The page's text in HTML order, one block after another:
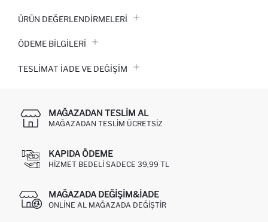
ÜRÜN DEĞERLENDİRMELERİ
ÖDEME BİLGİLERİ
TESLIMAT İADE VE DEĞIŞIM
MAĞAZADAN TESLIM AL
MAĞAZADAN TESLIM ÜCRETSIZ
KAPIDA ÖDEME
HIZMET BEDELI SADECE 39,99 TL
MAĞAZADA DEĞIŞIM&İADE
ONLINE AL MAĞAZADA DEĞIŞTIR